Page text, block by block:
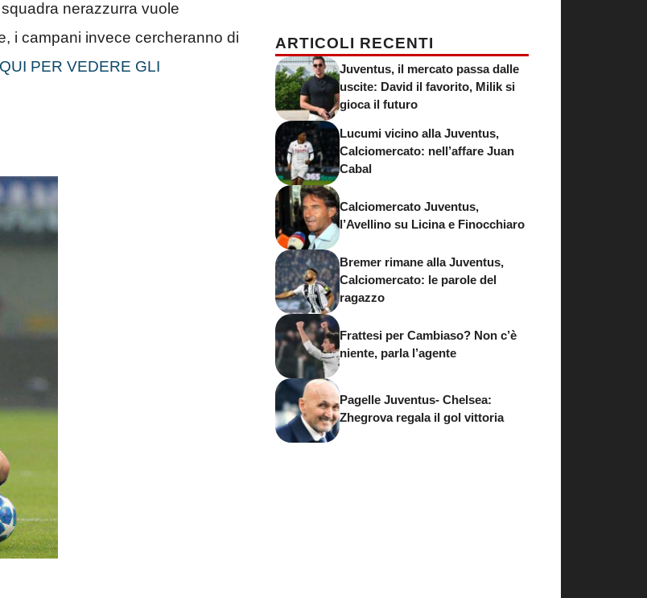
nerazzurra vuole
i campani invece cercheranno di
PER VEDERE GLI
ARTICOLI RECENTI
Juventus, il mercato passa dalle
uscite: David il favorito, Milik si
gioca il futuro
Lucumi vicino alla Juventus,
Calciomercato: nell’affare Juan
Cabal
Calciomercato Juventus,
l’Avellino su Licina e Finocchiaro
Bremer rimane alla Juventus,
Calciomercato: le parole del
ragazzo
Frattesi per Cambiaso? Non c’è
niente, parla l’agente
Pagelle Juventus- Chelsea:
Zhegrova regala il gol vittoria